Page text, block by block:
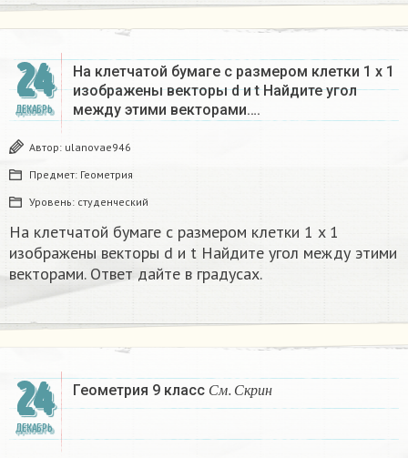
24
ДЕКАБРЬ
На клетчатой бумаге с размером клетки 1 x 1
изображены векторы d и t Найдите угол
между этими векторами….
Автор: ulanovae946
Предмет: Геометрия
Уровень: студенческий
На клетчатой бумаге с размером клетки 1 x 1
изображены векторы d и t Найдите угол между этими
векторами. Ответ дайте в градусах.
24
ДЕКАБРЬ
Геометрия 9 класс См Скрин
С м. Ск рин